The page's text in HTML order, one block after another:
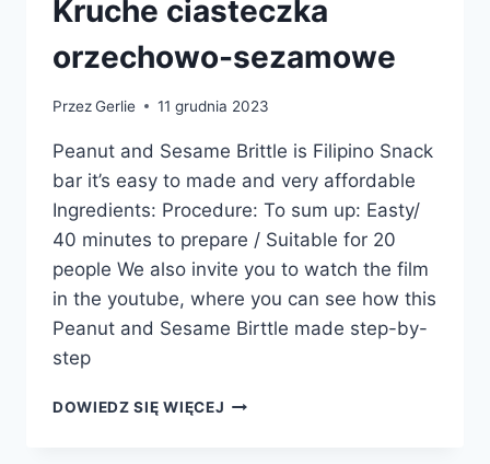
Kruche ciasteczka
orzechowo-sezamowe
PrzezGerlie 11 grudnia 2023
Peanut and Sesame Brittle is Filipino Snack
bar it’s easy to made and very affordable
Ingredients: Procedure: To sum up: Easty/
40 minutes to prepare / Suitable for 20
people We also invite you to watch the film
in the youtube, where you can see how this
Peanut and Sesame Birttle made step-by-
step
DOWIEDZ SIĘ WIĘCEJ KRUCHE